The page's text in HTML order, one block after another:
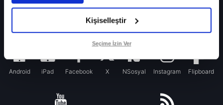
Kişiselleştir
Seçime İzin Ver
Fenerbahçe’nin yeni transferi Mason Greenwood için olay sözler!
Galatasaray’da rota yeniden Thiago Almada!
Android iPad Facebook X NSosyal Instagram Flipboard